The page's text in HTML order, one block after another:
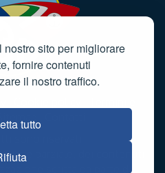
sito per migliorare
fornire contenuti
il nostro traffico.
tutto
parziale, dei contenuti
scritta da parte di